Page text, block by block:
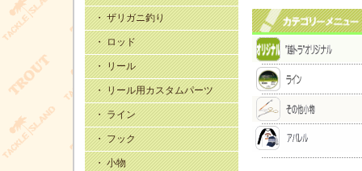
・ ザリガニ釣り
・ ロッド
・ リール
・ リール用カスタムパーツ
・ ライン
・ フック
・ 小物